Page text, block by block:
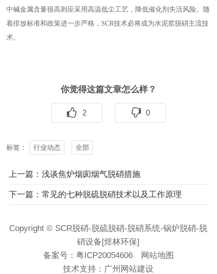
中碱金属含量很高则应采用高温低尘工艺，降低催化剂失活风险。随
着排放标准和政策进一步严格，SCR技术必将成为水泥窑脱硝主流技
术。
你觉得这篇文章怎么样？
2 0
标签： 行业动态 全部
上一篇：浅谈焦炉烟囱烟气脱硝措施
下一篇：常见的七种脱硫脱硝技术以及工作原理
Copyright © SCR脱硝-脱硫脱硝-脱硝系统-锅炉脱硝-脱
硝设备[煜林环保]
备案号： 粤ICP20054606
网站地图
技术支持： 广州网站建设